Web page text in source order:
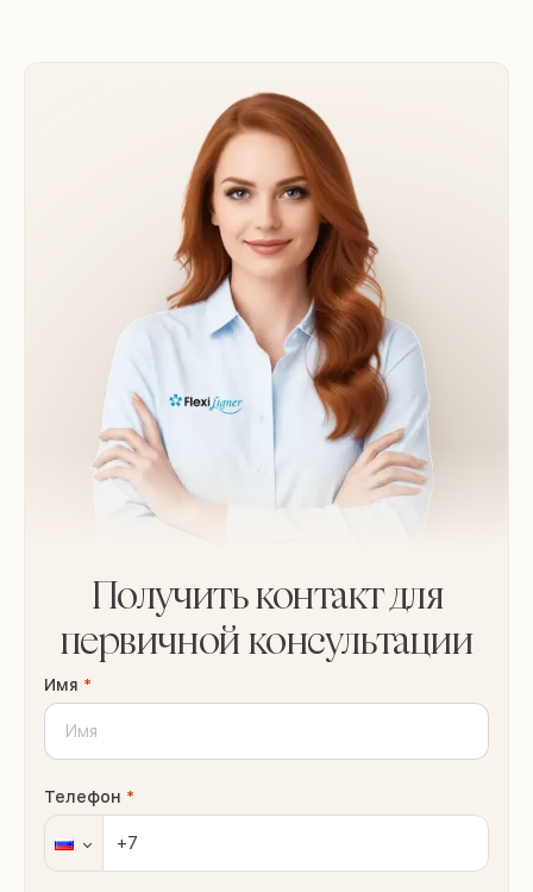
Получить контакт для
первичной консультации
Имя *
Телефон *